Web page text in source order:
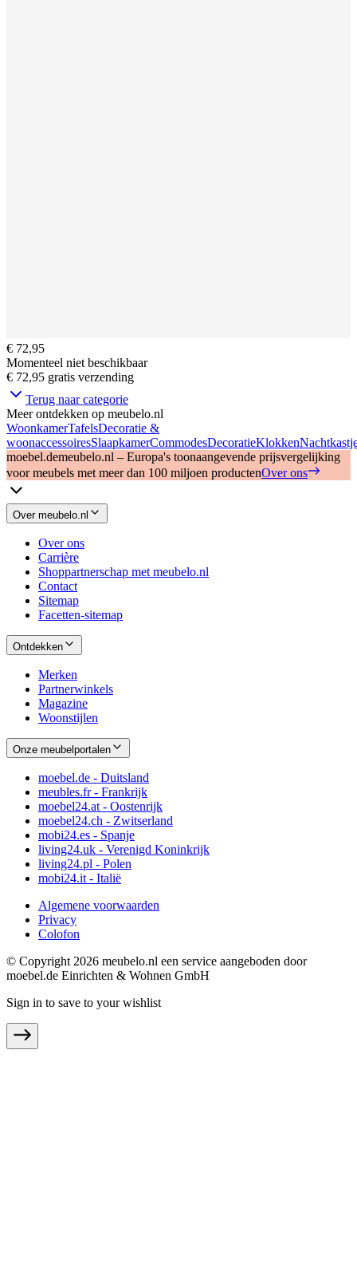
€ 72,95
Momenteel niet beschikbaar
€ 72,95 gratis verzending
Terug naar categorie
Meer ontdekken op meubelo.nl
WoonkamerTafelsDecoratie &
woonaccessoiresSlaapkamerCommodesDecoratieKlokken
moebel.demeubelo.nl – Europa's toonaangevende prijsvergelijking
voor meubels met meer dan 100 miljoen productenOver ons
Over meubelo.nl
Over ons
Carrière
Shoppartnerschap met meubelo.nl
Contact
Sitemap
Facetten-sitemap
Ontdekken
Merken
Partnerwinkels
Magazine
Woonstijlen
Onze meubelportalen
moebel.de - Duitsland
meubles.fr - Frankrijk
moebel24.at - Oostenrijk
moebel24.ch - Zwitserland
mobi24.es - Spanje
living24.uk - Verenigd Koninkrijk
living24.pl - Polen
mobi24.it - Italië
Algemene voorwaarden
Privacy
Colofon
© Copyright 2026 meubelo.nl een service aangeboden door
moebel.de Einrichten & Wohnen GmbH
Sign in to save to your wishlist